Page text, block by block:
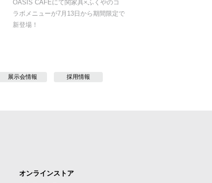
OASIS CAFEにて関家具×ふくやのコ
ラボメニューが7月13日から期間限定で
新登場！
展示会情報
採用情報
オンラインストア